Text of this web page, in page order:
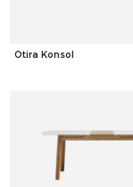
Otira Konsol